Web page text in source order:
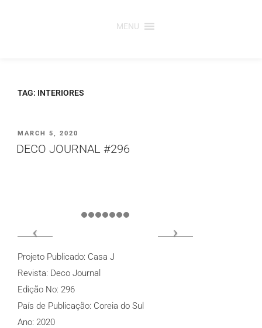
MENU
TAG: INTERIORES
PUBLICADO
EM
MARCH 5, 2020
DECO JOURNAL #296
Projeto Publicado: Casa J
Revista: Deco Journal
Edição No: 296
País de Publicação: Coreia do Sul
Ano: 2020